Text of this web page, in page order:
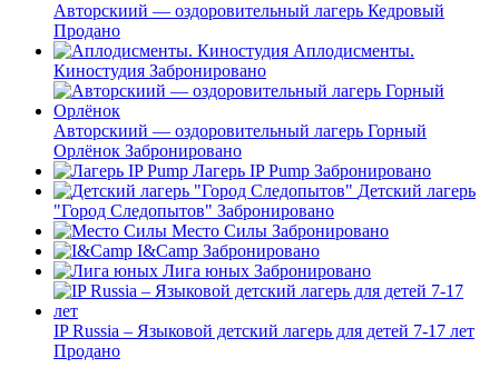
Авторскиий — оздоровительный лагерь Кедровый
Продано
Аплодисменты.
Киностудия Забронировано
Авторскиий — оздоровительный лагерь Горный
Орлёнок Забронировано
Лагерь IP Pump Забронировано
Детский лагерь
"Город Следопытов" Забронировано
Место Силы Забронировано
I&Camp Забронировано
Лига юных Забронировано
IP Russia – Языковой детский лагерь для детей 7-17 лет
Продано